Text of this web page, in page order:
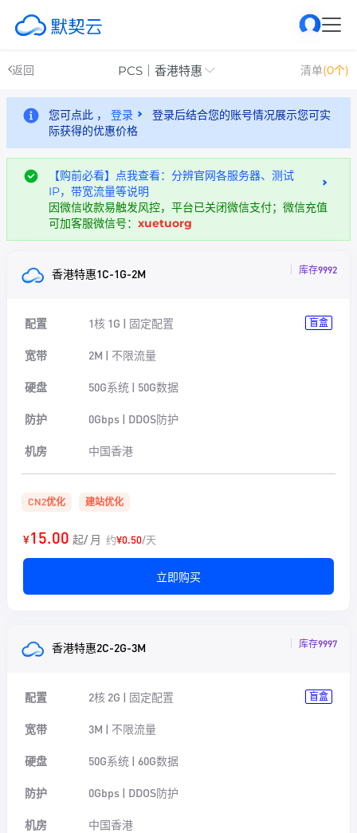
返回 PCS｜香港特惠 清单(0个)
您可点此 ， 登录
登录后结合您的账号情况展示您可实
际获得的优惠价格
【购前必看】点我查看：分辨官网各服务器、测试
IP，带宽流量等说明
因微信收款易触发风控，平台已关闭微信支付；微信充值
可加客服微信号： xuetuorg
香港特惠1C-1G-2M 库存9992
配置 1核 1G | 固定配置 盲盒
宽带 2M | 不限流量
硬盘 50G系统 | 50G数据
防护 0Gbps | DDOS防护
机房 中国香港
CN2优化 建站优化
¥15.00 起/ 月 约¥0.50/天
立即购买
香港特惠2C-2G-3M 库存9997
配置 2核 2G | 固定配置 盲盒
宽带 3M | 不限流量
硬盘 50G系统 | 60G数据
防护 0Gbps | DDOS防护
机房 中国香港